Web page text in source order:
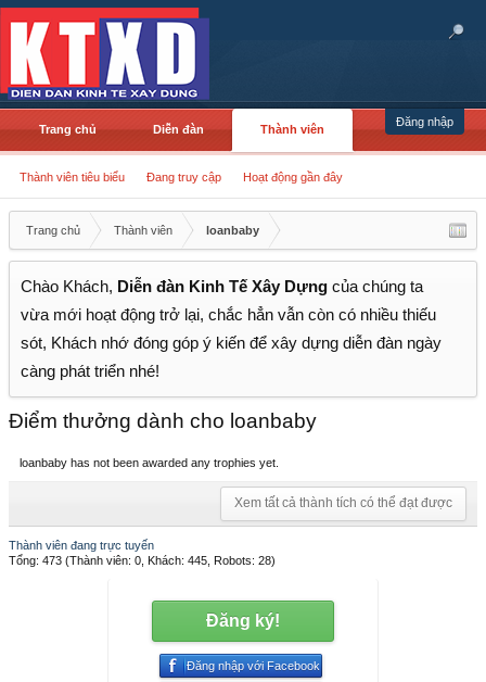
Đăng nhập
Trang chủ Diễn đàn Thành viên
Thành viên tiêu biểu Đang truy cập Hoạt động gần đây
Trang chủ Thành viên loanbaby
Chào Khách, Diễn đàn Kinh Tế Xây Dựng của chúng ta
vừa mới hoạt động trở lại, chắc hẳn vẫn còn có nhiều thiếu
sót, Khách nhớ đóng góp ý kiến để xây dựng diễn đàn ngày
càng phát triển nhé!
Điểm thưởng dành cho loanbaby
loanbaby has not been awarded any trophies yet.
Xem tất cả thành tích có thể đạt được
Thành viên đang trực tuyến
Tổng: 473 (Thành viên: 0, Khách: 445, Robots: 28)
Đăng ký!
Đăng nhập với Facebook